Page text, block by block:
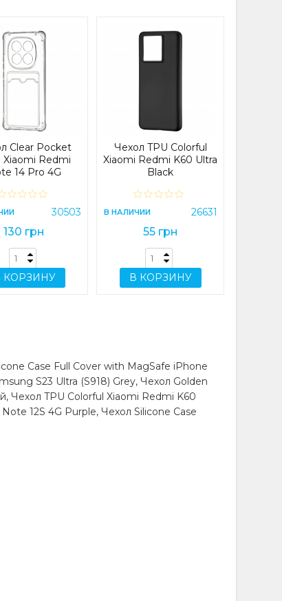
Clear Pocket
Xiaomi Redmi
14 Pro 4G
30503
130 грн
КОРЗИНУ
Чехол TPU Colorful
Xiaomi Redmi K60 Ultra
Black
В НАЛИЧИИ 26631
55 грн
В КОРЗИНУ
Case Full Cover with MagSafe iPhone
S23 Ultra (S918) Grey, Чехол Golden
Чехол TPU Colorful Xiaomi Redmi K60
12S 4G Purple, Чехол Silicone Case